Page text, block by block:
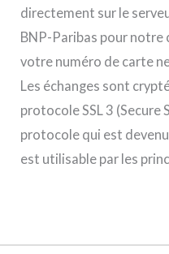
directement sur le
BNP-Paribas pour notre
votre numéro de carte
Les échanges sont
protocole SSL 3 (Secure
protocole qui est
est utilisable par les